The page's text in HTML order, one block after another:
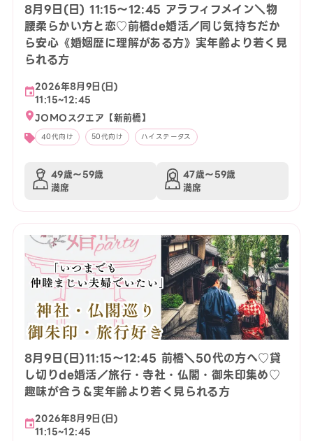
8月9日(日) 11:15〜12:45 アラフィフメイン＼物
腰柔らかい方と恋♡前橋de婚活／同じ気持ちだか
ら安心《婚姻歴に理解がある方》実年齢より若く見
られる方
2026年8月9日(日)
11:15~12:45
JOMOスクエア【新前橋】
40代向け 50代向け ハイステータス
49歳〜59歳
満席
47歳〜59歳
満席
8月9日(日)11:15〜12:45 前橋＼50代の方へ♡貸
し切りde婚活／旅行・寺社・仏閣・御朱印集め♡
趣味が合う＆実年齢より若く見られる方
2026年8月9日(日)
11:15~12:45